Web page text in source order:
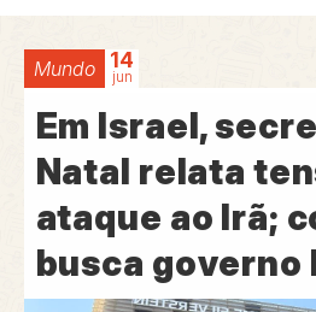
Mundo 14
jun
Em Israel,
Natal relata
ataque ao Irã;
busca